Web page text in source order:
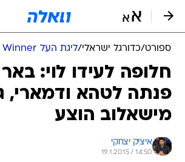
ספורט/כדורגל ישראלי/ליגת העל Winner
חלופה לעידו לוי:
פנתה לטהא ודמארי,
מישאלוב הוצע
איציק יצחקי
19.1.2015 / 14:50